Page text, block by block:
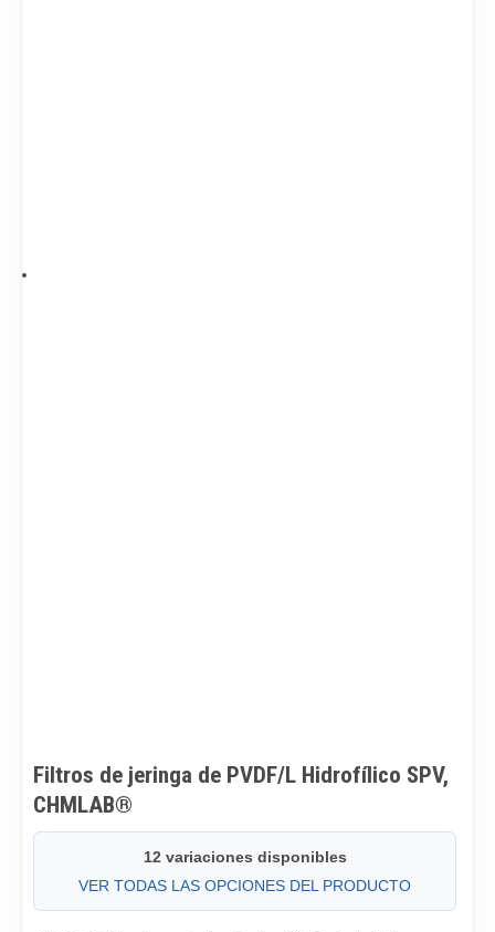
Filtros de jeringa de PVDF/L Hidrofílico SPV,
CHMLAB®
12 variaciones disponibles
VER TODAS LAS OPCIONES DEL PRODUCTO